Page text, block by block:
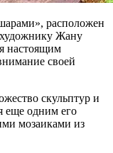
расположен
Жану
настоящим
своей
скульптур и
еще одним его
мозаиками из